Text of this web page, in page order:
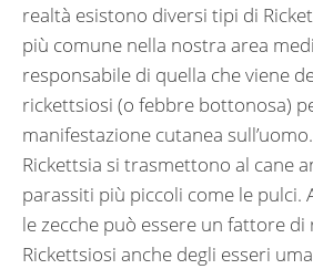
realtà esistono diversi tipi di
più comune nella nostra area
responsabile di quella che viene
rickettsiosi (o febbre bottonosa)
manifestazione cutanea
Rickettsia si trasmettono al cane
parassiti più piccoli come le pulci.
le zecche può essere un fattore di
Rickettsiosi anche degli esseri